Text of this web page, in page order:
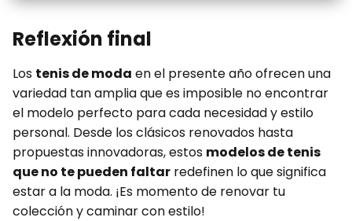
Reflexión final
Los tenis de moda en el presente año ofrecen una
variedad tan amplia que es imposible no encontrar
el modelo perfecto para cada necesidad y estilo
personal. Desde los clásicos renovados hasta
propuestas innovadoras, estos modelos de tenis
que no te pueden faltar redefinen lo que significa
estar a la moda. ¡Es momento de renovar tu
colección y caminar con estilo!